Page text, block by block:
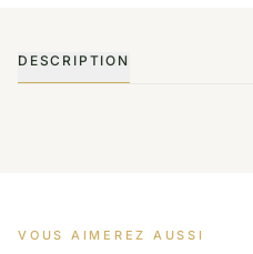
DESCRIPTION
VOUS AIMEREZ AUSSI